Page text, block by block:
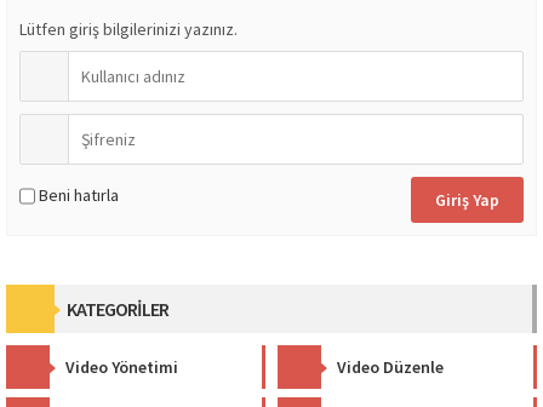
Lütfen giriş bilgilerinizi yazınız.
Beni hatırla
KATEGORİLER
Video Yönetimi Video Düzenle